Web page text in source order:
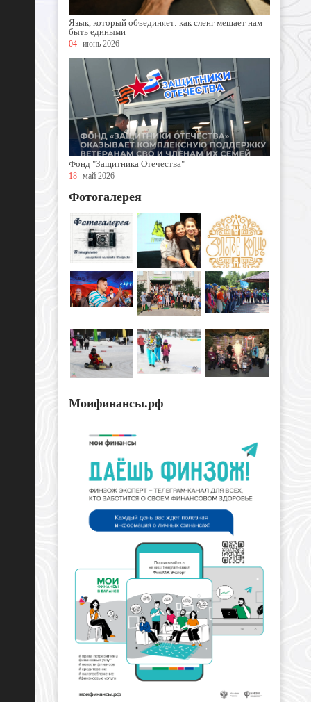
Язык, который объединяет: как сленг мешает нам
быть едиными
04 июнь 2026
Фонд "Защитника Отечества"
18 май 2026
Фотогалерея
Моифинансы.рф